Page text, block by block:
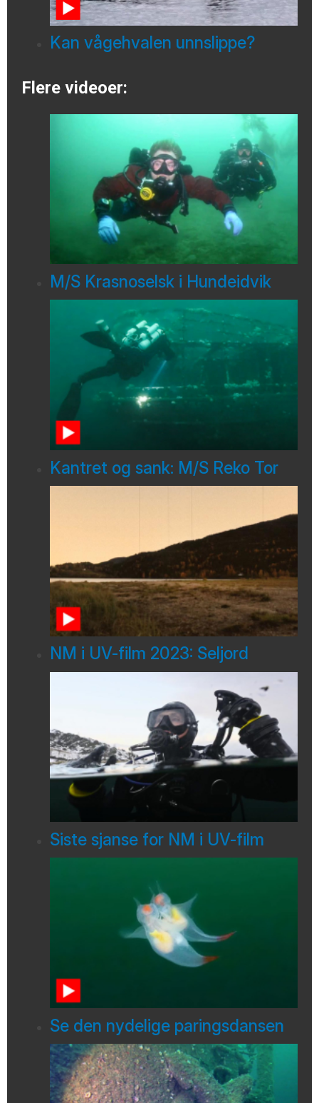
Kan vågehvalen unnslippe?
Flere videoer:
M/S Krasnoselsk i Hundeidvik
Kantret og sank: M/S Reko Tor
NM i UV-film 2023: Seljord
Siste sjanse for NM i UV-film
Se den nydelige paringsdansen